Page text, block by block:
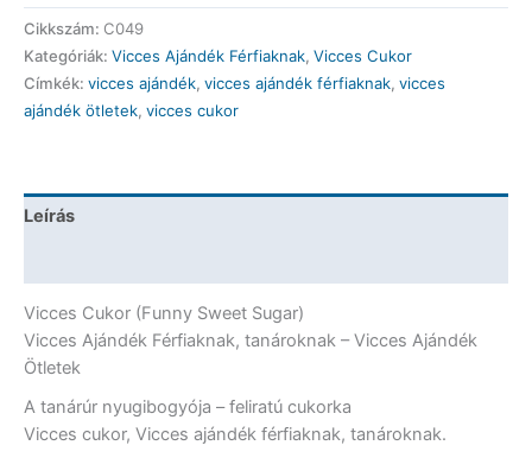
-
A
tanárúr
nyugibogyója
-
mennyiség
Cikkszám: C049
Kategóriák: Vicces Ajándék Férfiaknak, Vicces Cukor
Címkék: vicces ajándék, vicces ajándék férfiaknak, vicces
ajándék ötletek, vicces cukor
Leírás
Vicces Cukor (Funny Sweet Sugar)
Vicces Ajándék Férfiaknak, tanároknak – Vicces Ajándék
Ötletek
A tanárúr nyugibogyója – feliratú cukorka
Vicces cukor, Vicces ajándék férfiaknak, tanároknak.